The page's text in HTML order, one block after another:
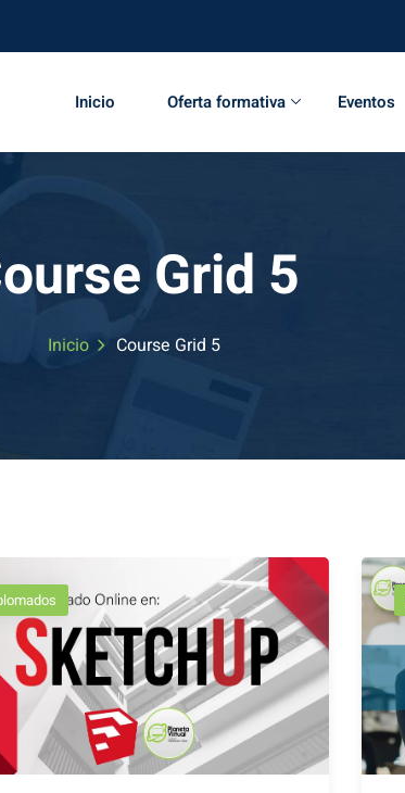
Inicio Oferta formativa Eventos
Grid 5
Inicio Course Grid 5